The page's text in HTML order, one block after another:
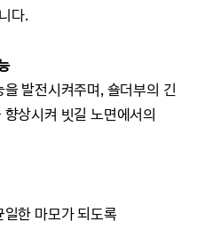
다.
발전시켜주며, 숄더부의 긴
상시켜 빗길 노면에서의
한 마모가 되도록